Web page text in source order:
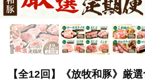
【全12回】《放牧和豚》厳